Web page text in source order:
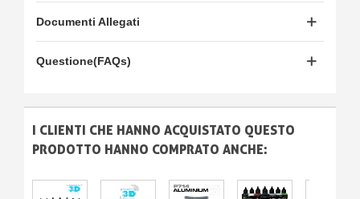
Documenti Allegati
Questione(FAQs)
I CLIENTI CHE HANNO ACQUISTATO QUESTO
PRODOTTO HANNO COMPRATO ANCHE: